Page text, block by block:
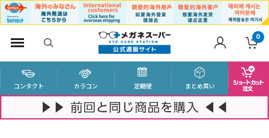
0
コンタクト カラコン 定期便 まとめ買い